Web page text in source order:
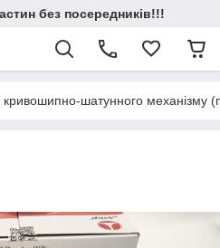
без посередників!!!
шатунного механізму